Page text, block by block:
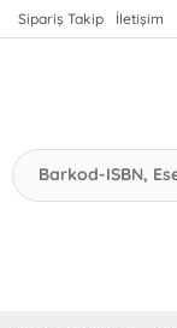
Sipariş Takip İletişim